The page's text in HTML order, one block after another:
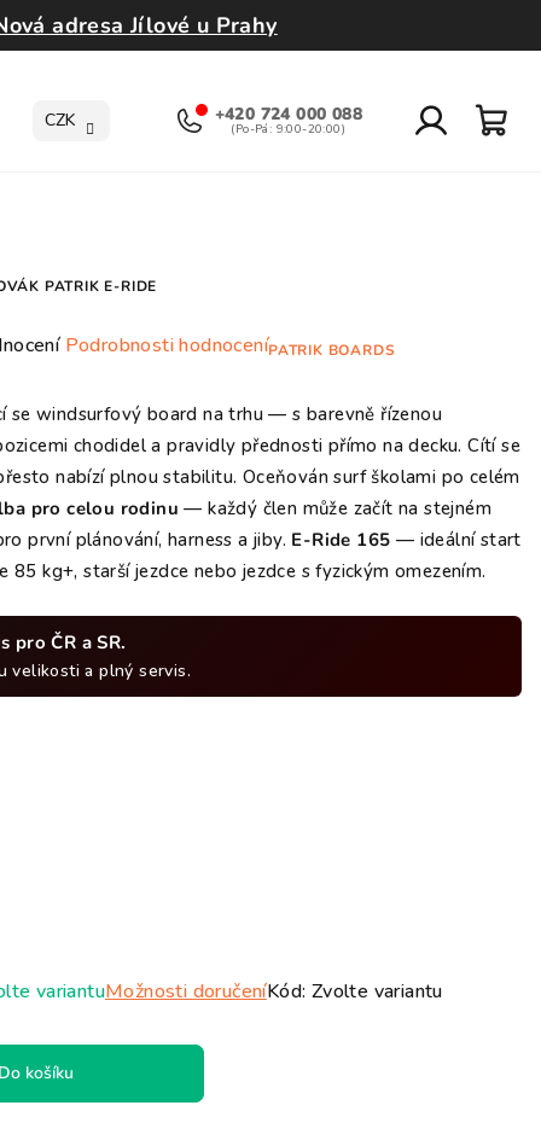
adresa Jílové u Prahy
CZK +420 724 000 088
PATRIK E-RIDE
PATRIK BOARDS
Podrobnosti hodnocení
se windsurfový board na trhu — s barevně řízenou
chodidel a pravidly přednosti přímo na decku. Cítí se
nabízí plnou stabilitu. Oceňován surf školami po celém
pro celou rodinu — každý člen může začít na stejném
první plánování, harness a jiby. E-Ride 165 — ideální start
85 kg+, starší jezdce nebo jezdce s fyzickým omezením.
ČR a SR.
velikosti a plný servis.
variantuMožnosti doručeníKód: Zvolte variantu
Do košíku